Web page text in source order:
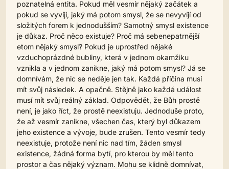
poznatelná entita. Pokud měl vesmír nějaký začátek a
pokud se vyvíjí, jaký má potom smysl, že se nevyvíjí od
složitých forem k jednodušším? Samotný smysl existence
je důkaz. Proč něco existuje? Proč má sebenepatrnější
etom nějaký smysl? Pokud je uprostřed nějaké
vzduchoprázdné bubliny, která v jednom okamžiku
vznikla a v jednom zanikne, jaký má potom smysl? Já se
domnívám, že nic se neděje jen tak. Každá příčina musí
mít svůj následek. A opačně. Stějně jako každá událost
musí mít svůj reálný základ. Odpovědět, že Bůh prostě
není, je jako říct, že prostě neexistuju. Jednoduše proto,
že až vesmír zanikne, všechen čas, který byl důkazem
jeho existence a vývoje, bude zrušen. Tento vesmír tedy
neexistuje, protože není nic nad tím, žáden smysl
existence, žádná forma bytí, pro kterou by měl tento
prostor a čas nějaký význam. Mohu se klidně domnívat,